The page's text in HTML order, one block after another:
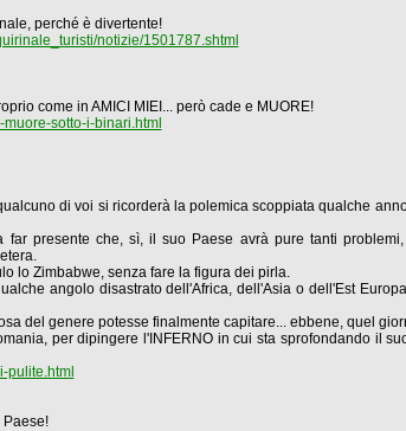
perché è divertente!
notizie/1501787.shtml
come in AMICI MIEI... però cade e MUORE!
sotto-i-binari.html
di voi si ricorderà la polemica scoppiata qualche
far presente che, sì, il suo Paese avrà pure tanti
lo Zimbabwe, senza fare la figura dei pirla.
angolo disastrato dell'Africa, dell'Asia o dell'Est
del genere potesse finalmente capitare... ebbene, quel
per dipingere l'INFERNO in cui sta sprofondando il
pulite.html